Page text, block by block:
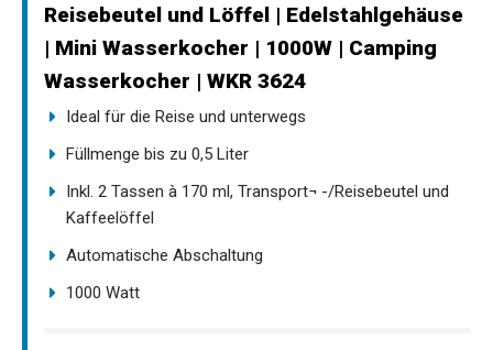
Reisebeutel und Löffel | Edelstahlgehäuse
| Mini Wasserkocher | 1000W | Camping
Wasserkocher | WKR 3624
Ideal für die Reise und unterwegs
Füllmenge bis zu 0,5 Liter
Inkl. 2 Tassen à 170 ml, Transport¬ -/Reisebeutel und
Kaffeelöffel
Automatische Abschaltung
1000 Watt